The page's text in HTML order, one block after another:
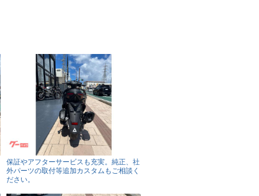
保証やアフターサービスも充実。純正、社
外パーツの取付等追加カスタムもご相談く
ださい。